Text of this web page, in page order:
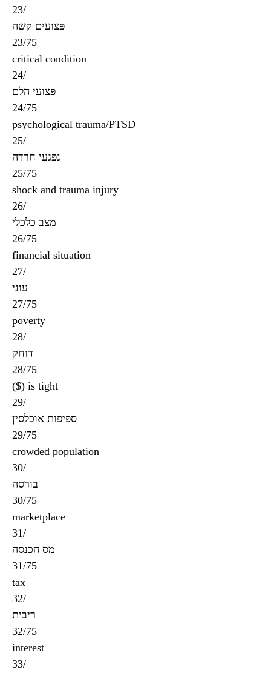
23/
פּצועים קשה
23/75
critical condition
24/
פּצועי הלם
24/75
psychological trauma/PTSD
25/
נפּגעי חרדה
25/75
shock and trauma injury
26/
מצב כלכלי
26/75
financial situation
27/
עוני
27/75
poverty
28/
דוחק
28/75
($) is tight
29/
ספּיפּות אוכלסין
29/75
crowded population
30/
בורסה
30/75
marketplace
31/
מס הכנסה
31/75
tax
32/
ריבית
32/75
interest
33/